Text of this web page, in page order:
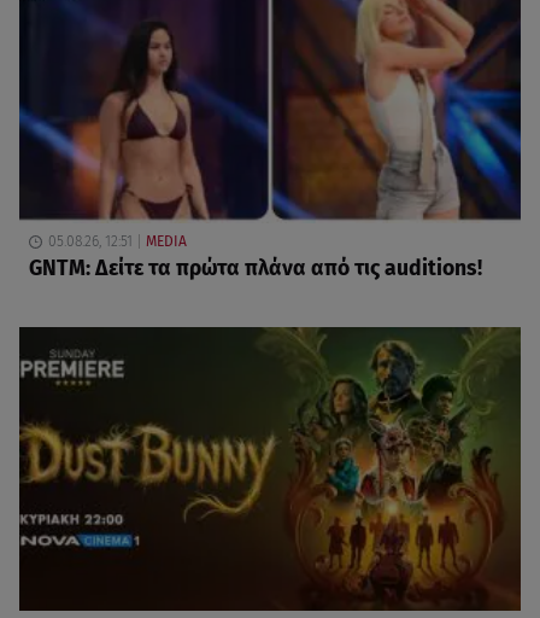
05.08.26, 12:51 MEDIA
GNTM: Δείτε τα πρώτα πλάνα από τις auditions!